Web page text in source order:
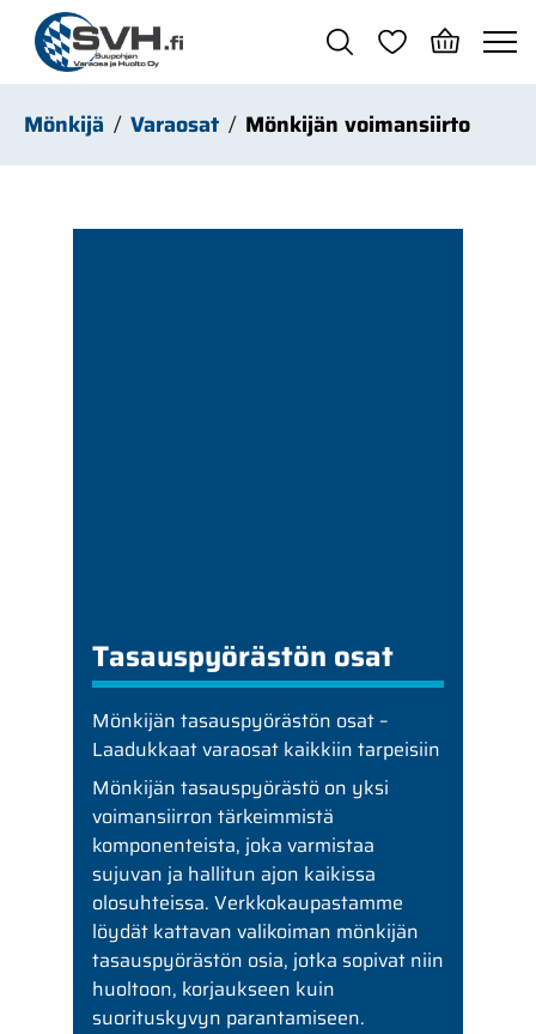
Siirry pääsisältöön
Mönkijä Varaosat Mönkijän voimansiirto
Tasauspyörästön osat
Mönkijän tasauspyörästön osat –
Laadukkaat varaosat kaikkiin tarpeisiin
Mönkijän tasauspyörästö on yksi
voimansiirron tärkeimmistä
komponenteista, joka varmistaa
sujuvan ja hallitun ajon kaikissa
olosuhteissa. Verkkokaupastamme
löydät kattavan valikoiman mönkijän
tasauspyörästön osia, jotka sopivat niin
huoltoon, korjaukseen kuin
suorituskyvyn parantamiseen.